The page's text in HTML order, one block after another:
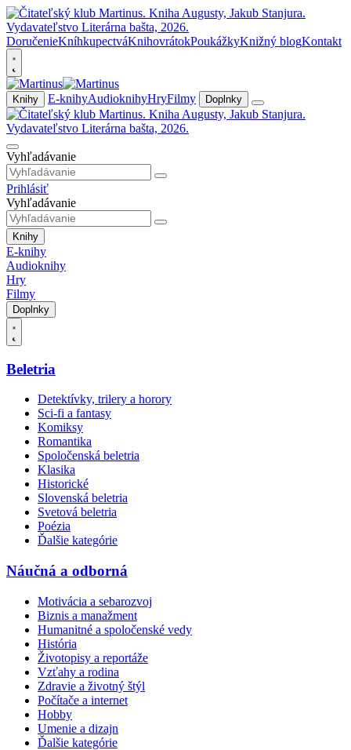
DoručenieKníhkupectváKnihovrátokPoukážkyKnižný blogKontakt
Knihy E-knihyAudioknihyHryFilmy Doplnky
Vyhľadávanie
Prihlásiť
Vyhľadávanie
Knihy
E-knihy
Audioknihy
Hry
Filmy
Doplnky
Beletria
Detektívky, trilery a horory
Sci-fi a fantasy
Komiksy
Romantika
Spoločenská beletria
Klasika
Historické
Slovenská beletria
Svetová beletria
Poézia
Ďalšie kategórie
Náučná a odborná
Motivácia a sebarozvoj
Biznis a manažment
Humanitné a spoločenské vedy
História
Životopisy a reportáže
Vzťahy a rodina
Zdravie a životný štýl
Počítače a internet
Hobby
Umenie a dizajn
Ďalšie kategórie